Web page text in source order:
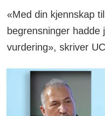
«Med din kjennskap
begrensninger
vurdering», skriver